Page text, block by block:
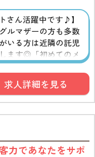
さん活躍中です♪】
ルマザーの方も多数
いる方は近隣の託児
ます◎「初めてのメ
」「まずは話だけで
という方も大歓迎で
っておりますので、
ださい♪
求人詳細を見る
力であなたをサポ